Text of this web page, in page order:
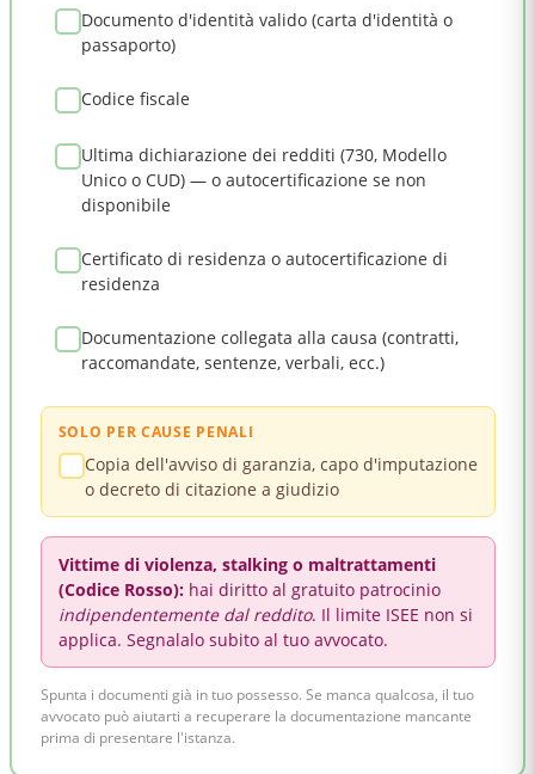
Documento d'identità valido (carta d'identità o
passaporto)
Codice fiscale
Ultima dichiarazione dei redditi (730, Modello
Unico o CUD) — o autocertificazione se non
disponibile
Certificato di residenza o autocertificazione di
residenza
Documentazione collegata alla causa (contratti,
raccomandate, sentenze, verbali, ecc.)
SOLO PER CAUSE PENALI
Copia dell'avviso di garanzia, capo d'imputazione
o decreto di citazione a giudizio
Vittime di violenza, stalking o maltrattamenti
(Codice Rosso): hai diritto al gratuito patrocinio
indipendentemente dal reddito. Il limite ISEE non si
applica. Segnalalo subito al tuo avvocato.
Spunta i documenti già in tuo possesso. Se manca qualcosa, il tuo
avvocato può aiutarti a recuperare la documentazione mancante
prima di presentare l'istanza.